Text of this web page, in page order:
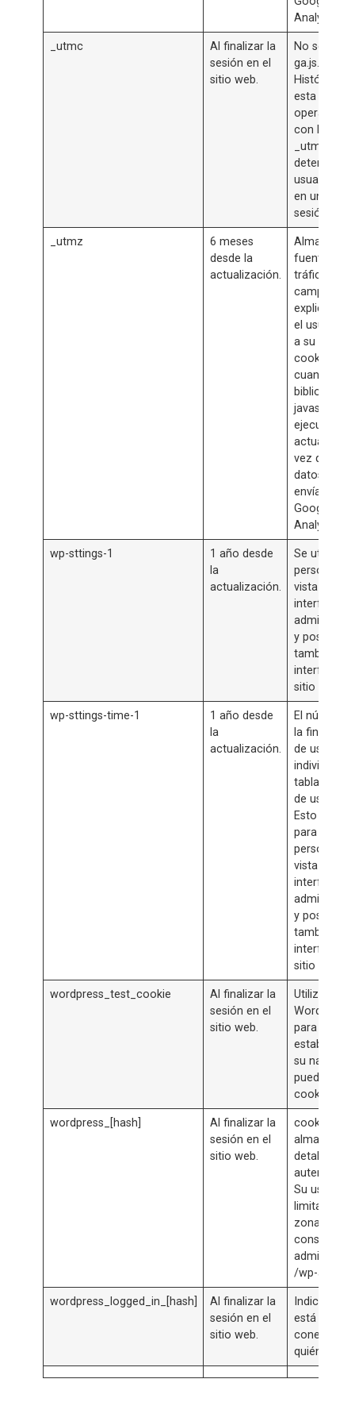
Analytics.
_utmc
Al finalizar la
sesión en el
sitio web.
No se
ga.js.
esta cookie
opera junto
con la
_utmb para
determinar
usuario
en una
sesión /
_utmz
6 meses
desde la
actualización.
Almacena
fuente de
tráfico o
campaña
explica
el usuario
a su sitio.
cookie se
cuando la
biblioteca
javascript
ejecuta y se
actualiza
vez que los
datos se
envían a
Google
Analytics..
wp-sttings-1
1 año desde
la
actualización.
Se utiliza
vista de la
interfaz de
y
también el
interfaz del
sitio
wp-sttings-time-1
1 año desde
la
actualización.
El número
la final es
de usuario
individual
tabla de
de usuarios.
Esto se
para
vista de la
interfaz de
y
también el
interfaz del
sitio
wordpress_test_cookie
Al finalizar la
sesión en el
sitio web.
Utilizado
WordPress
para
establecer
su
puede
cookies.
wordpress_[hash]
Al finalizar la
sesión en el
sitio web.
cookie para
almacenar
detalles de
Su uso está
limitado a
zona de la
consola de
/wp-admin/
wordpress_logged_in_[hash]
Al finalizar la
sesión en el
sitio web.
Indica si
está
conectado
quién es.